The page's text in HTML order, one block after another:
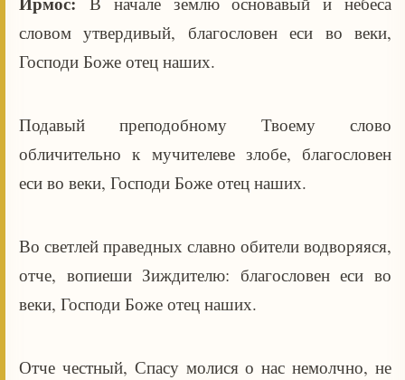
словом утвердивый, благословен еси во веки,
Господи Боже отец наших.
Подавый преподобному Твоему слово
обличительно к мучителеве злобе, благословен
еси во веки, Господи Боже отец наших.
Во светлей праведных славно обители водворяяся,
отче, вопиеши Зиждителю: благословен еси во
веки, Господи Боже отец наших.
Отче честный, Спасу молися о нас немолчно, не